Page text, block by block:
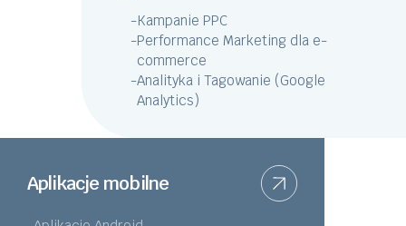
-Kampanie PPC
-Performance Marketing dla e-
commerce
-Analityka i Tagowanie (Google
Analytics)
Aplikacje mobilne